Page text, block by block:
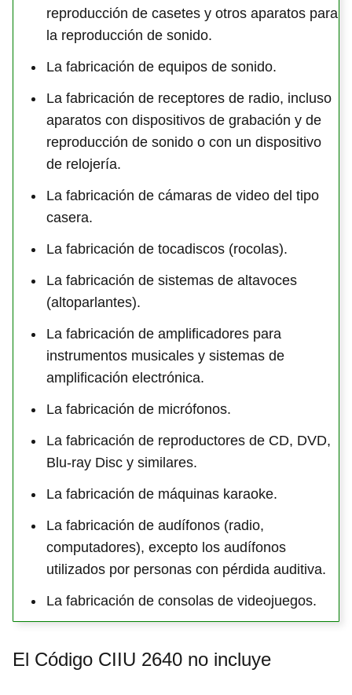
reproducción de casetes y otros aparatos para
la reproducción de sonido.
La fabricación de equipos de sonido.
La fabricación de receptores de radio, incluso
aparatos con dispositivos de grabación y de
reproducción de sonido o con un dispositivo
de relojería.
La fabricación de cámaras de video del tipo
casera.
La fabricación de tocadiscos (rocolas).
La fabricación de sistemas de altavoces
(altoparlantes).
La fabricación de amplificadores para
instrumentos musicales y sistemas de
amplificación electrónica.
La fabricación de micrófonos.
La fabricación de reproductores de CD, DVD,
Blu-ray Disc y similares.
La fabricación de máquinas karaoke.
La fabricación de audífonos (radio,
computadores), excepto los audífonos
utilizados por personas con pérdida auditiva.
La fabricación de consolas de videojuegos.
El Código CIIU 2640 no incluye